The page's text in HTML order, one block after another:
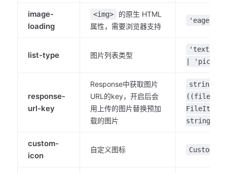
image-
loading
<img>
的原生 HTML
属性，需要浏览器支持
'eager'
list-type 图片列表类型
'text' |
|
response-
url-key
Response中获取图片
URL的key，开启后会
用上传的图片替换预加
载的图片
string |
FileItem)
string)
custom-
icon
自定义图标